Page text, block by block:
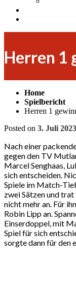
Herren 1
Home
Spielbericht
Herren 1
Posted on 3. Juli 2023
Nach einer
gegen den TV
Marcel Senghaas,
sich entscheiden.
Spiele im Match-
zwei Sätzen und
nicht mehr an. Für
Robin Lipp an.
Einserdoppel, mit
Spiel für sich
sorgte dann für den